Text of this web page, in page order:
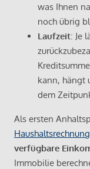
was Ihnen
noch übrig
Laufzeit: Je
kann, hängt
dem
Als ersten
Haushaltsrechnung
verfügbare
Immobilie